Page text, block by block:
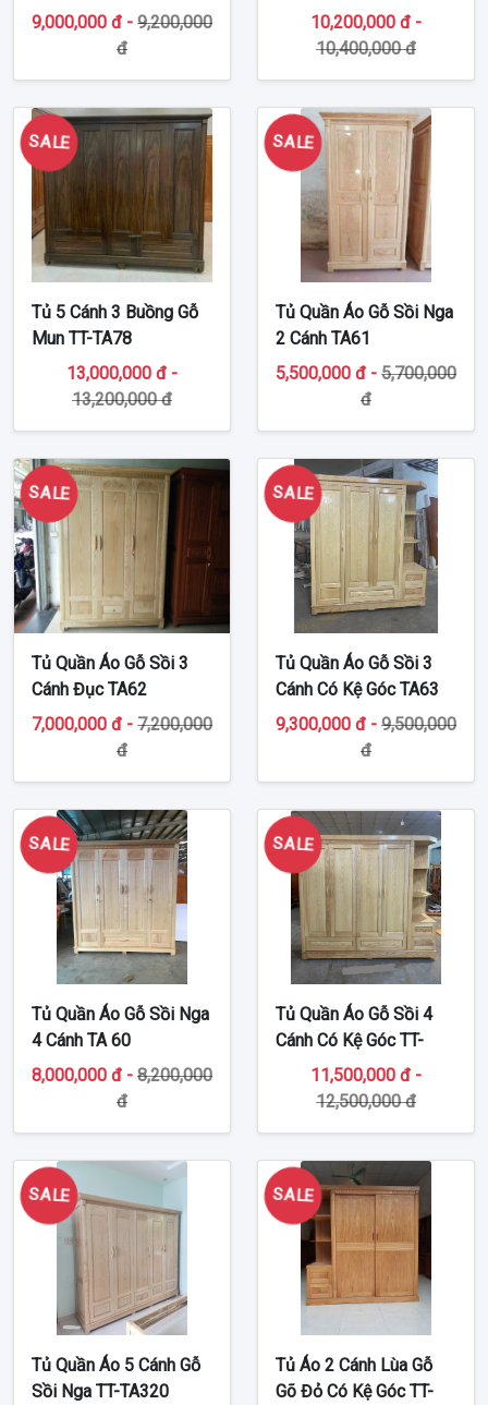
9,000,000 đ - 9,200,000
đ
10,200,000 đ -
10,400,000 đ
SALE
Tủ 5 Cánh 3 Buồng Gỗ
Mun TT-TA78
13,000,000 đ -
13,200,000 đ
SALE
Tủ Quần Áo Gỗ Sồi Nga
2 Cánh TA61
5,500,000 đ - 5,700,000
đ
SALE
Tủ Quần Áo Gỗ Sồi 3
Cánh Đục TA62
7,000,000 đ - 7,200,000
đ
SALE
Tủ Quần Áo Gỗ Sồi 3
Cánh Có Kệ Góc TA63
9,300,000 đ - 9,500,000
đ
SALE
Tủ Quần Áo Gỗ Sồi Nga
4 Cánh TA 60
8,000,000 đ - 8,200,000
đ
SALE
Tủ Quần Áo Gỗ Sồi 4
Cánh Có Kệ Góc TT-
TA31811,500,000 đ -
12,500,000 đ
SALE
Tủ Quần Áo 5 Cánh Gỗ
Sồi Nga TT-TA320
SALE
Tủ Áo 2 Cánh Lùa Gỗ
Gõ Đỏ Có Kệ Góc TT-